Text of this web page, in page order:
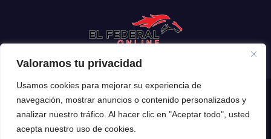
Valoramos tu privacidad
Usamos cookies para mejorar su experiencia de
navegación, mostrar anuncios o contenido personalizados y
analizar nuestro tráfico. Al hacer clic en "Aceptar todo", usted
acepta nuestro uso de cookies.
Funciona gracias a WordPress |Tema: Newsup deThemeansar
Inicio Mendoza Argentina